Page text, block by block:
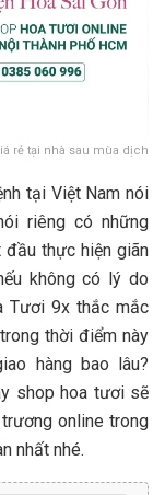
rẻ tại nhà sau mùa dịch
tại Việt Nam nói
riêng có những
thực hiện giãn
không có lý do
Tươi 9x thắc mắc
thời điểm này
hàng bao lâu?
shop hoa tươi sẽ
online trong
nhất nhé.